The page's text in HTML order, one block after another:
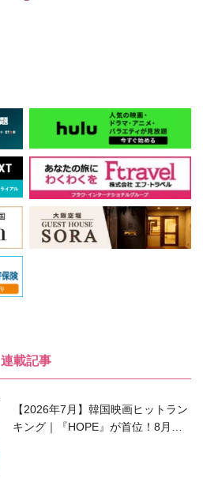
連載記事
【2026年7月】韓国映画ヒットラン
キング｜『HOPE』が首位！8月公